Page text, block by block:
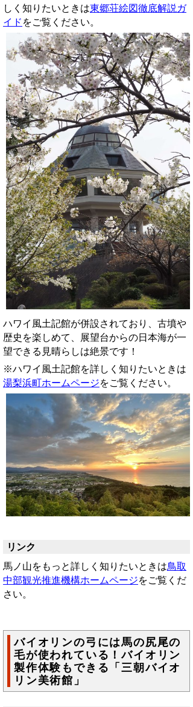
しく知りたいときは東郷荘絵図徹底解説ガ
イド をご覧ください。
ハワイ風土記館が併設されており、古墳や
歴史を楽しめて、展望台からの日本海が一
望できる見晴らしは絶景です！
※ハワイ風土記館を詳しく知りたいときは
湯梨浜町ホームページをご覧ください。
リンク
馬ノ山をもっと詳しく知りたいときは鳥取
中部観光推進機構ホームページをご覧くだ
さい。
バイオリンの弓には馬の尻尾の
毛が使われている！バイオリン
製作体験もできる「三朝バイオ
リン美術館」